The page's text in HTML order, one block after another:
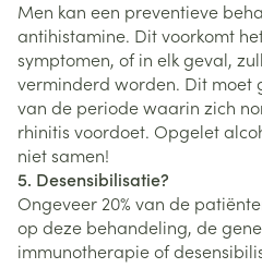
Men kan een preventieve
antihistamine. Dit voorkomt
symptomen, of in elk geval,
verminderd worden. Dit moet
van de periode waarin zich
rhinitis voordoet. Opgelet
niet samen!
5. Desensibilisatie?
Ongeveer 20% van de
op deze behandeling, de
immunotherapie of